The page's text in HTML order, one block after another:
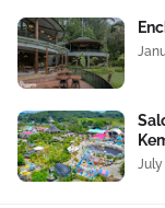
July